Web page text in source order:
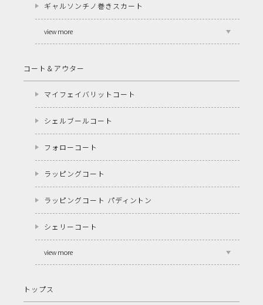
ギャルソンチノ巻きスカート
view more
コート＆アウター
マイフェイバリットコート
シェルブールコート
フォローコート
ラッピングコート
ラッピングコート パディントン
シェリーコート
view more
トップス